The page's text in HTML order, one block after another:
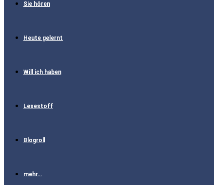
Sie hören
Heute gelernt
Will ich haben
Lesestoff
Blogroll
mehr…